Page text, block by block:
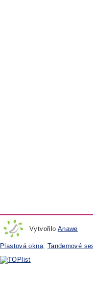
Vytvořilo Anawe
Plastová okna, Tandemové